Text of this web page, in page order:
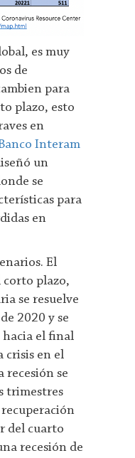
es muy
de
para
plazo, esto
en
Interam
un
se
para
en
El
corto plazo,
se resuelve
2020 y se
hacia el final
crisis en el
recesión se
trimestres
del cuarto
recesión de